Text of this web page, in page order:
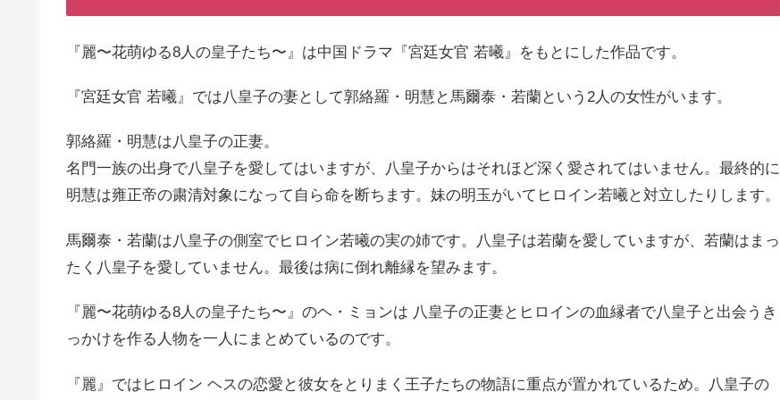
『麗〜花萌ゆる8人の皇子たち〜』は中国ドラマ『宮廷女官 若曦』をもとにした作品です。
『宮廷女官 若曦』では八皇子の妻として郭絡羅・明慧と馬爾泰・若蘭という2人の女性がいます。
郭絡羅・明慧は八皇子の正妻。
名門一族の出身で八皇子を愛してはいますが、八皇子からはそれほど深く愛されてはいません。最終的に
明慧は雍正帝の粛清対象になって自ら命を断ちます。妹の明玉がいてヒロイン若曦と対立したりします。
馬爾泰・若蘭は八皇子の側室でヒロイン若曦の実の姉です。八皇子は若蘭を愛していますが、若蘭はまっ
たく八皇子を愛していません。最後は病に倒れ離縁を望みます。
『麗〜花萌ゆる8人の皇子たち〜』のヘ・ミョンは 八皇子の正妻とヒロインの血縁者で八皇子と出会うき
っかけを作る人物を一人にまとめているのです。
『麗』ではヒロイン ヘスの恋愛と彼女をとりまく王子たちの物語に重点が置かれているため。八皇子の